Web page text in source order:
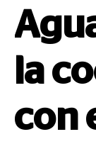
la
con